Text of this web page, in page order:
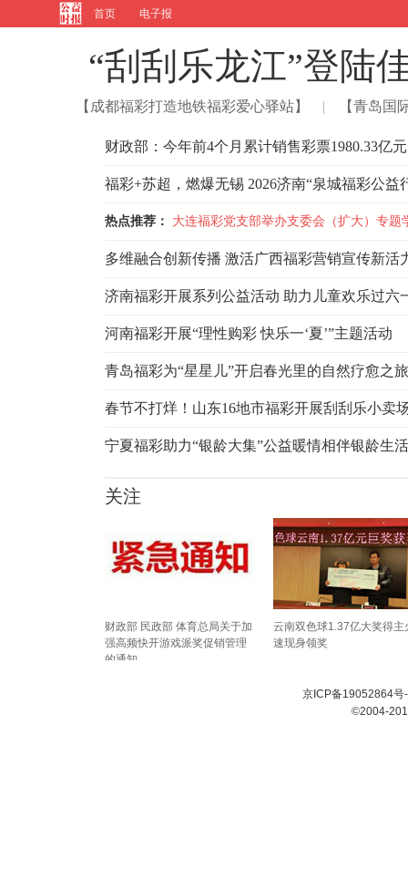
首页 电子报
“刮刮乐龙江”登陆
【成都福彩打造地铁福彩爱心驿站】 | 【青岛国
财政部：今年前4个月累计销售彩票1980.33亿元
福彩+苏超，燃爆无锡 2026济南“泉城福彩公益
热点推荐： 大连福彩党支部举办支委会（扩大）专题
多维融合创新传播 激活广西福彩营销宣传新活
济南福彩开展系列公益活动 助力儿童欢乐过六
河南福彩开展“理性购彩 快乐一‘夏’”主题活动
青岛福彩为“星星儿”开启春光里的自然疗愈之旅
春节不打烊！山东16地市福彩开展刮刮乐小卖
宁夏福彩助力“银龄大集”公益暖情相伴银龄生活
关注
财政部 民政部 体育总局关于加
强高频快开游戏派奖促销管理
的通知
云南双色球1.37亿大奖得主
速现身领奖
京ICP备19052864号
©2004-